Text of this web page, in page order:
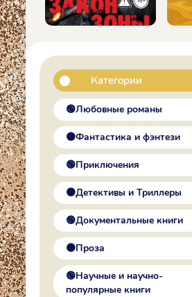
Категории
🟢Любовные романы
🟠Фантастика и фэнтези
🟢Приключения
🟠Детективы и Триллеры
🟢Документальные книги
🟠Проза
🟢Научные и научно-
популярные книги